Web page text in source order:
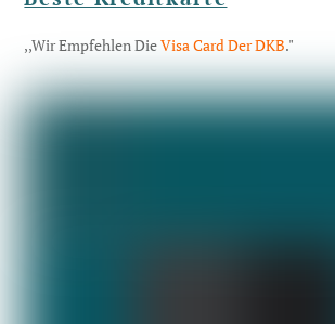
,,Wir Empfehlen DieVisa Card Der DKB."